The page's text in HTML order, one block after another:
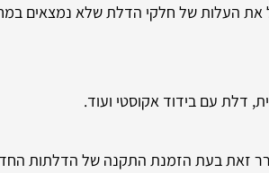
העלות של חלקי הדלת שלא נמצאים
דלת עם בידוד אקוסטי ועוד.
זאת בעת הזמנת התקנה של הדלתות